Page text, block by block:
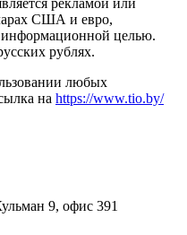
США и евро,
информационной целью.
рублях.
любых
на https://www.tio.by/
9, офис 391